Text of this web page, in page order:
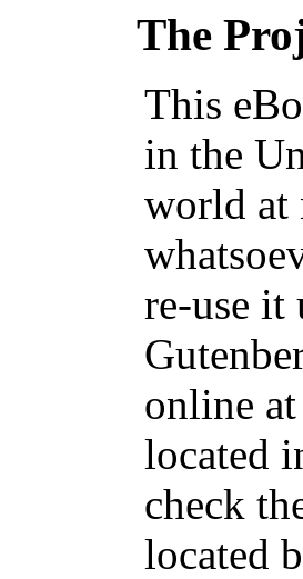
The
This
in the
world at
re-use it
online at
located
check
located